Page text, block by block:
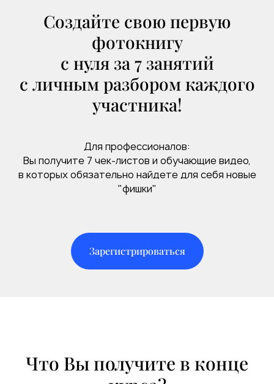
Создайте свою первую
фотокнигу
с нуля за 7 занятий
с личным разбором каждого
участника!
Для профессионалов:
Вы получите 7 чек-листов и обучающие видео,
в которых обязательно найдете для себя новые
"фишки"
Зарегистрироваться
Что Вы получите в конце